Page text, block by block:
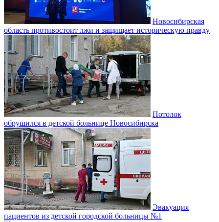
Новосибирская
область противостоит лжи и защищает историческую правду
Потолок
обрушился в детской больнице Новосибирска
Эвакуация
пациентов из детской городской больницы №1